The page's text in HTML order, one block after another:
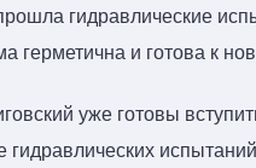
гидравлические
герметична и готова к
уже готовы